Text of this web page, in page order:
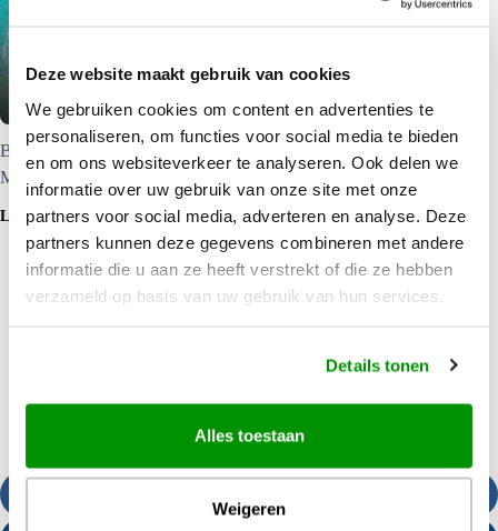
Deze website maakt gebruik van cookies
We gebruiken cookies om content en advertenties te
personaliseren, om functies voor social media te bieden
en om ons websiteverkeer te analyseren. Ook delen we
informatie over uw gebruik van onze site met onze
partners voor social media, adverteren en analyse. Deze
partners kunnen deze gegevens combineren met andere
informatie die u aan ze heeft verstrekt of die ze hebben
verzameld op basis van uw gebruik van hun services.
Details tonen
Alles toestaan
Weigeren
Wanaka
Beleef het typische Nieuw-Zeeland farm leven van dichtbij.
Meer informatie staat op onze website.
LEES MEER